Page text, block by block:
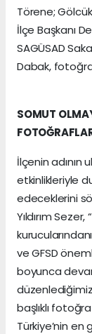
Törene; Gölcük
İlçe Başkanı
SAGÜSAD
Dabak,
SOMUT
İlçenin adının
etkinlikleriyle
edeceklerini
Yıldırım Sezer,
ve GFSD
boyunca
düzenlediğimiz
başlıklı
Türkiye’nin